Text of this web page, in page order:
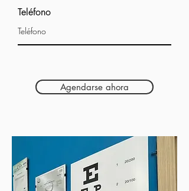
Teléfono
Agendarse ahora